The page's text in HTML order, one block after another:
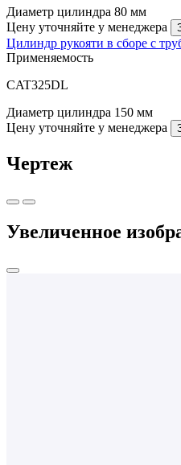
Диаметр цилиндра 80 мм
Цену уточняйте у менеджера
Цилиндр рукояти в сборе с
Применяемость
CAT325DL
Диаметр цилиндра 150 мм
Цену уточняйте у менеджера
Чертеж
Увеличенное